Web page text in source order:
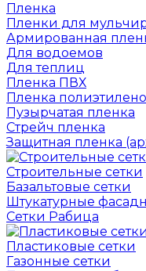
Пленка
Пленки для
Армированная
Для водоемов
Для теплиц
Пленка ПВХ
Пленка
Пузырчатая пленка
Cтрейч пленка
Защитная пленка
Строительные сетки
Базальтовые сетки
Штукатурные
Сетки Рабица
Пластиковые сетки
Газонные сетки